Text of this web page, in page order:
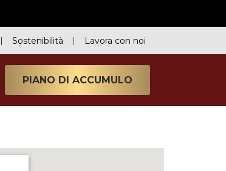
Sostenibilità Lavora con noi
PIANO DI ACCUMULO